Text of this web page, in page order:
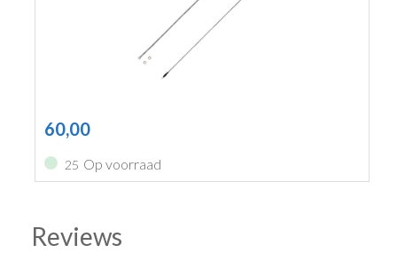
60,00
25 Op voorraad
Reviews